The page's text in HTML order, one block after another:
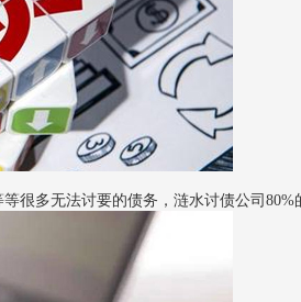
很多无法讨要的债务，涟水讨债公司